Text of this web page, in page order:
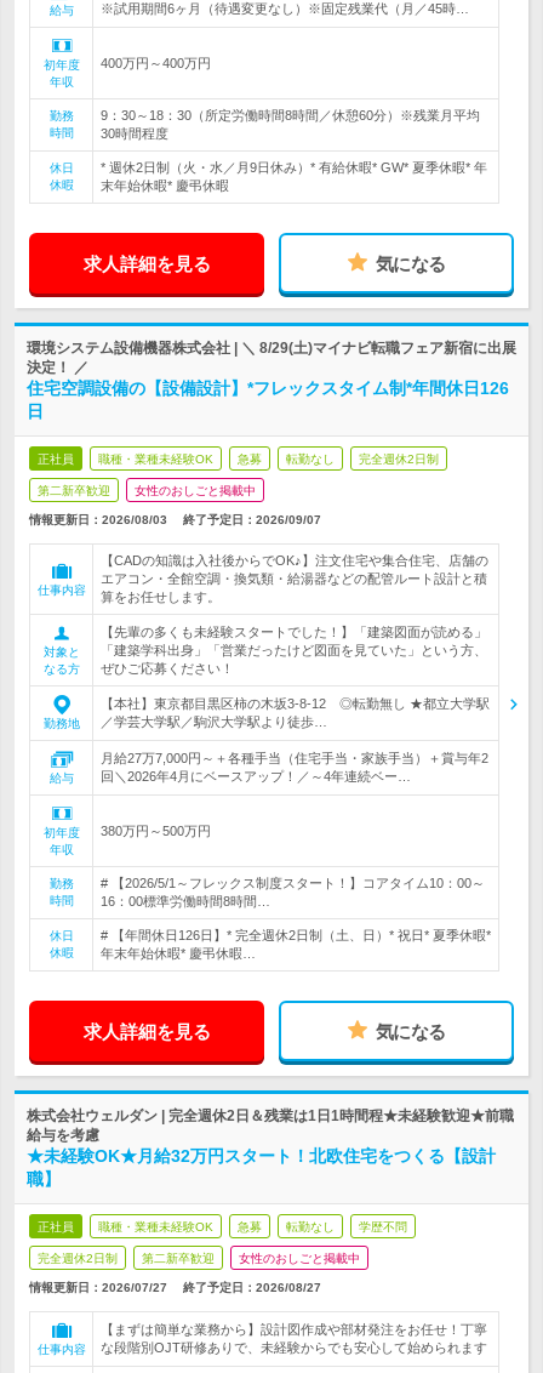
給与
※試用期間6ヶ月（待遇変更なし）※固定残業代（月／45時…
初年度
年収
400万円～400万円
勤務
時間
9：30～18：30（所定労働時間8時間／休憩60分）※残業月平均
30時間程度
休日
休暇
* 週休2日制（火・水／月9日休み）* 有給休暇* GW* 夏季休暇* 年
末年始休暇* 慶弔休暇
求人詳細を見る 気になる
環境システム設備機器株式会社 | ＼ 8/29(土)マイナビ転職フェア新宿に出展
決定！ ／
住宅空調設備の【設備設計】*フレックスタイム制*年間休日126
日
正社員 職種・業種未経験OK 急募 転勤なし 完全週休2日制
第二新卒歓迎 女性のおしごと掲載中
情報更新日：2026/08/03 終了予定日： 2026/09/07
仕事内容
【CADの知識は入社後からでOK♪】注文住宅や集合住宅、店舗の
エアコン・全館空調・換気類・給湯器などの配管ルート設計と積
算をお任せします。
対象と
なる方
【先輩の多くも未経験スタートでした！】「建築図面が読める」
「建築学科出身」「営業だったけど図面を見ていた」という方、
ぜひご応募ください！
勤務地
【本社】東京都目黒区柿の木坂3-8-12 ◎転勤無し ★都立大学駅
／学芸大学駅／駒沢大学駅より徒歩…
給与
月給27万7,000円～＋各種手当（住宅手当・家族手当）＋賞与年2
回＼2026年4月にベースアップ！／～4年連続ベー…
初年度
年収
380万円～500万円
勤務
時間
# 【2026/5/1～フレックス制度スタート！】コアタイム10：00～
16：00標準労働時間8時間…
休日
休暇
# 【年間休日126日】* 完全週休2日制（土、日）* 祝日* 夏季休暇*
年末年始休暇* 慶弔休暇…
求人詳細を見る 気になる
株式会社ウェルダン | 完全週休2日＆残業は1日1時間程★未経験歓迎★前職
給与を考慮
★未経験OK★月給32万円スタート！北欧住宅をつくる【設計
職】
正社員 職種・業種未経験OK 急募 転勤なし 学歴不問
完全週休2日制 第二新卒歓迎 女性のおしごと掲載中
情報更新日：2026/07/27 終了予定日： 2026/08/27
仕事内容
【まずは簡単な業務から】設計図作成や部材発注をお任せ！丁寧
な段階別OJT研修ありで、未経験からでも安心して始められます